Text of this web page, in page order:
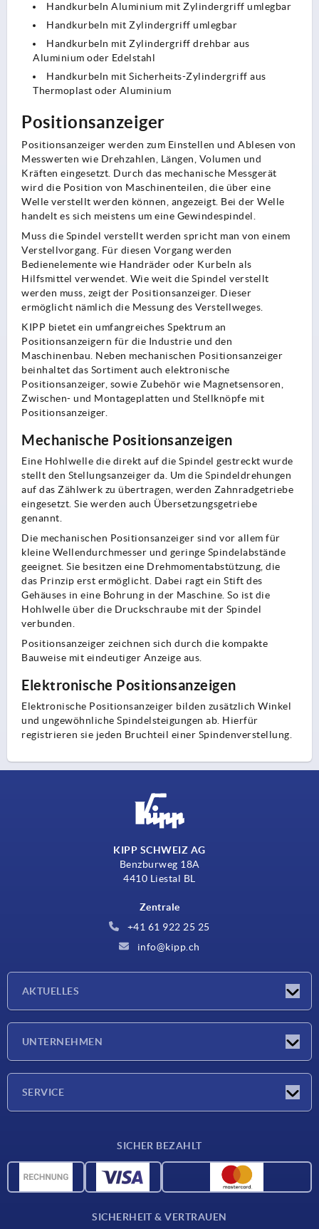
Handkurbeln Aluminium mit Zylindergriff umlegbar
Handkurbeln mit Zylindergriff umlegbar
Handkurbeln mit Zylindergriff drehbar aus
Aluminium oder Edelstahl
Handkurbeln mit Sicherheits-Zylindergriff aus
Thermoplast oder Aluminium
Positionsanzeiger
Positionsanzeiger werden zum Einstellen und Ablesen von
Messwerten wie Drehzahlen, Längen, Volumen und
Kräften eingesetzt. Durch das mechanische Messgerät
wird die Position von Maschinenteilen, die über eine
Welle verstellt werden können, angezeigt. Bei der Welle
handelt es sich meistens um eine Gewindespindel.
Muss die Spindel verstellt werden spricht man von einem
Verstellvorgang. Für diesen Vorgang werden
Bedienelemente wie Handräder oder Kurbeln als
Hilfsmittel verwendet. Wie weit die Spindel verstellt
werden muss, zeigt der Positionsanzeiger. Dieser
ermöglicht nämlich die Messung des Verstellweges.
KIPP bietet ein umfangreiches Spektrum an
Positionsanzeigern für die Industrie und den
Maschinenbau. Neben mechanischen Positionsanzeiger
beinhaltet das Sortiment auch elektronische
Positionsanzeiger, sowie Zubehör wie Magnetsensoren,
Zwischen- und Montageplatten und Stellknöpfe mit
Positionsanzeiger.
Mechanische Positionsanzeigen
Eine Hohlwelle die direkt auf die Spindel gestreckt wurde
stellt den Stellungsanzeiger da. Um die Spindeldrehungen
auf das Zählwerk zu übertragen, werden Zahnradgetriebe
eingesetzt. Sie werden auch Übersetzungsgetriebe
genannt.
Die mechanischen Positionsanzeiger sind vor allem für
kleine Wellendurchmesser und geringe Spindelabstände
geeignet. Sie besitzen eine Drehmomentabstützung, die
das Prinzip erst ermöglicht. Dabei ragt ein Stift des
Gehäuses in eine Bohrung in der Maschine. So ist die
Hohlwelle über die Druckschraube mit der Spindel
verbunden.
Positionsanzeiger zeichnen sich durch die kompakte
Bauweise mit eindeutiger Anzeige aus.
Elektronische Positionsanzeigen
Elektronische Positionsanzeiger bilden zusätzlich Winkel
und ungewöhnliche Spindelsteigungen ab. Hierfür
registrieren sie jeden Bruchteil einer Spindenverstellung.
KIPP SCHWEIZ AG
Benzburweg 18A
4410 Liestal BL
Zentrale
+41 61 922 25 25
info@kipp.ch
AKTUELLES
UNTERNEHMEN
SERVICE
CAD-Daten
SICHER BEZAHLT
SICHERHEIT & VERTRAUEN